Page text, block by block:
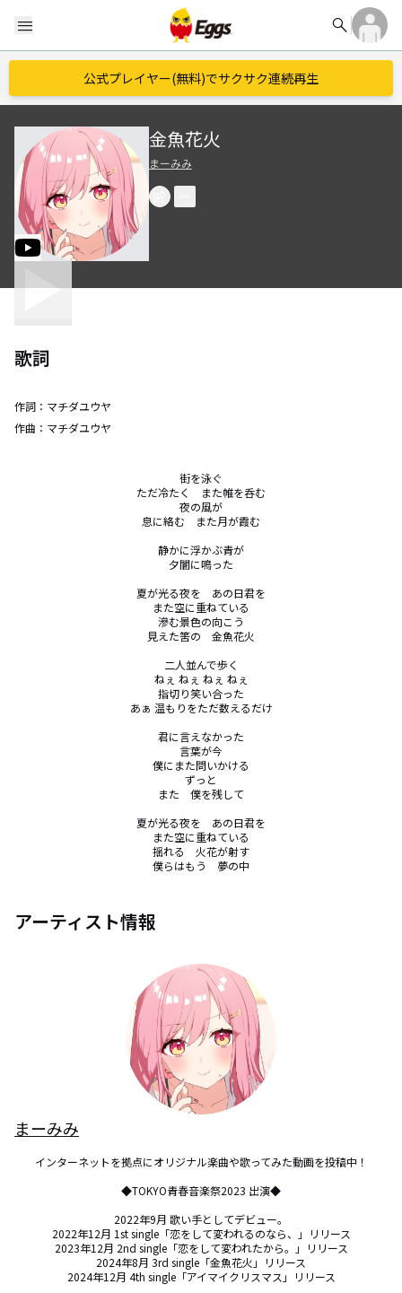
menu search
公式プレイヤー(無料)でサクサク連続再生
金魚花火
まーみみ
歌詞
作詞： マチダユウヤ
作曲： マチダユウヤ
街を泳ぐ
ただ冷たく　また帷を呑む
夜の風が
息に絡む　また月が霞む
静かに浮かぶ青が
夕闇に鳴った
夏が光る夜を　あの日君を
また空に重ねている
滲む景色の向こう
見えた筈の　金魚花火
二人並んで歩く
ねぇ ねぇ ねぇ ねぇ
指切り笑い合った
あぁ 温もりをただ数えるだけ
君に言えなかった
言葉が今
僕にまた問いかける
ずっと
また　僕を残して
夏が光る夜を　あの日君を
また空に重ねている
揺れる　火花が射す
僕らはもう　夢の中
アーティスト情報
まーみみ
インターネットを拠点にオリジナル楽曲や歌ってみた動画を投稿中！
◆TOKYO青春音楽祭2023 出演◆
2022年9月 歌い手としてデビュー。
2022年12月 1st single「恋をして変われるのなら、」リリース
2023年12月 2nd single「恋をして変われたから。」リリース
2024年8月 3rd single「金魚花火」リリース
2024年12月 4th single「アイマイクリスマス」リリース